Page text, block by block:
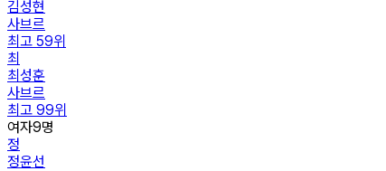
김성현
사브르
최고 59위
최
최성훈
사브르
최고 99위
여자9명
정
정윤선